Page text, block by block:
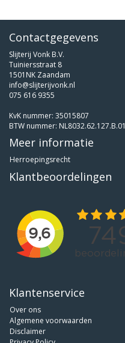
Contactgegevens
Slijterij Vonk B.V.
Tuiniersstraat 8
1501NK Zaandam
info@slijterijvonk.nl
075 616 9355
KvK nummer: 35015807
BTW nummer: NL8032.62.127.B.01
Meer informatie
Herroepingsrecht
Klantbeoordelingen
Klantenservice
Over ons
Algemene voorwaarden
Disclaimer